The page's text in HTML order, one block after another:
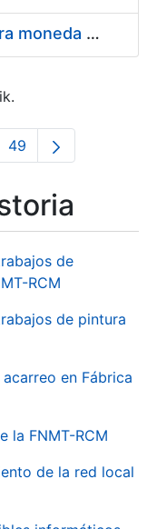
Suministro de estuches para moneda de 30 €
Pages Use
Orrialdea
49
de
RCM
de pintura
en Fábrica
la FNMT-RCM
de la red local